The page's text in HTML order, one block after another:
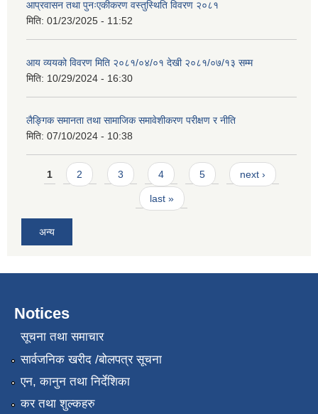
आप्रवासन तथा पुनःएकीकरण वस्तुस्थिति विवरण २०८१
मिति: 01/23/2025 - 11:52
आय व्ययको विवरण मिति २०८१/०४/०१ देखी २०८१/०७/१३ सम्म
मिति: 10/29/2024 - 16:30
लैङ्गिक समानता तथा सामाजिक समावेशीकरण परीक्षण र नीति
मिति: 07/10/2024 - 10:38
Pages
1 2 3 4 5 next ›
last »
अन्य
Notices
सूचना तथा समाचार
सार्वजनिक खरीद /बोलपत्र सूचना
एन, कानुन तथा निर्देशिका
कर तथा शुल्कहरु